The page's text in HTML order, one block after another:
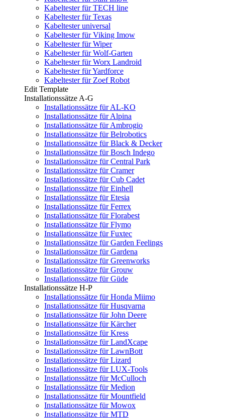
Kabeltester für TECH line
Kabeltester für Texas
Kabeltester universal
Kabeltester für Viking Imow
Kabeltester für Wiper
Kabeltester für Wolf-Garten
Kabeltester für Worx Landroid
Kabeltester für Yardforce
Kabeltester für Zoef Robot
Edit Template
Installationssätze A-G
Installationssätze für AL-KO
Installationssätze für Alpina
Installationssätze für Ambrogio
Installationssätze für Belrobotics
Installationssätze für Black & Decker
Installationssätze für Bosch Indego
Installationssätze für Central Park
Installationssätze für Cramer
Installationssätze für Cub Cadet
Installationssätze für Einhell
Installationssätze für Etesia
Installationssätze für Ferrex
Installationssätze für Florabest
Installationssätze für Flymo
Installationssätze für Fuxtec
Installationssätze für Garden Feelings
Installationssätze für Gardena
Installationssätze für Greenworks
Installationssätze für Grouw
Installationssätze für Güde
Installationssätze H-P
Installationssätze für Honda Miimo
Installationssätze für Husqvarna
Installationssätze für John Deere
Installationssätze für Kärcher
Installationssätze für Kress
Installationssätze für LandXcape
Installationssätze für LawnBott
Installationssätze für Lizard
Installationssätze für LUX-Tools
Installationssätze für McCulloch
Installationssätze für Medion
Installationssätze für Mountfield
Installationssätze für Mowox
Installationssätze für MTD